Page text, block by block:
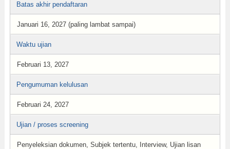
Batas akhir pendaftaran
Januari 16, 2027 (paling lambat sampai)
Waktu ujian
Februari 13, 2027
Pengumuman kelulusan
Februari 24, 2027
Ujian / proses screening
Penyeleksian dokumen, Subjek tertentu, Interview, Ujian lisan